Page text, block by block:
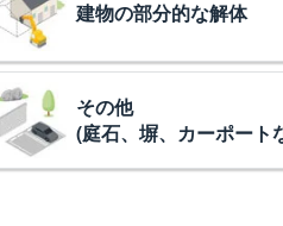
建物の部分的な解体
その他
(庭石、塀、カーポート